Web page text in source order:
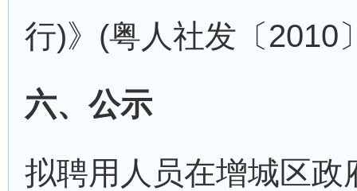
行)》(粤人社发〔2010
六、公示
拟聘用人员在增城区